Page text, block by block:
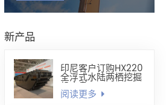
新产品
印尼客户订购HX220
全浮式水陆两栖挖掘
机底盘
阅读更多